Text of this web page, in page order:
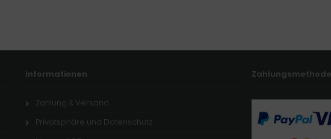
Informationen
Zahlung & Versand
Privatsphäre und Datenschutz